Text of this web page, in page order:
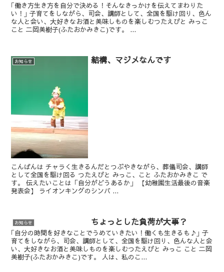
｢働き方生き方を自分で決める！そんなきっかけを伝えてまわりた
い！｣ 子育てをしながら、司会、講師として、全国を駆け回り、色ん
な人と会い、大好きなお酒と美味しものを楽しむつたえびと みっこ
こと 二岡美樹子(ふたおかみきこ)です。 ...
お知らせ 結構、マジメなんです
こんばんは チャラく生きるんだとつぶやきながら、葬儀司会、講師
として全国を駆け回る つたえびと みっこ、こと ふたおかみきこ で
す。 伝えたいことは「自分がどうあるか」 【幼稚園生活最後の音楽
発表会】 ライオンキングのシンバ ...
お知らせ ちょっとした負荷が大事？
｢自分の時間を好きなことでうめていきたい！働くも生きるも♪｣ 子
育てをしながら、司会、講師として、全国を駆け回り、色んな人と会
い、大好きなお酒と美味しものを楽しむつたえびと みっこ こと 二岡
美樹子(ふたおかみきこ)です。 人は、私のこ...